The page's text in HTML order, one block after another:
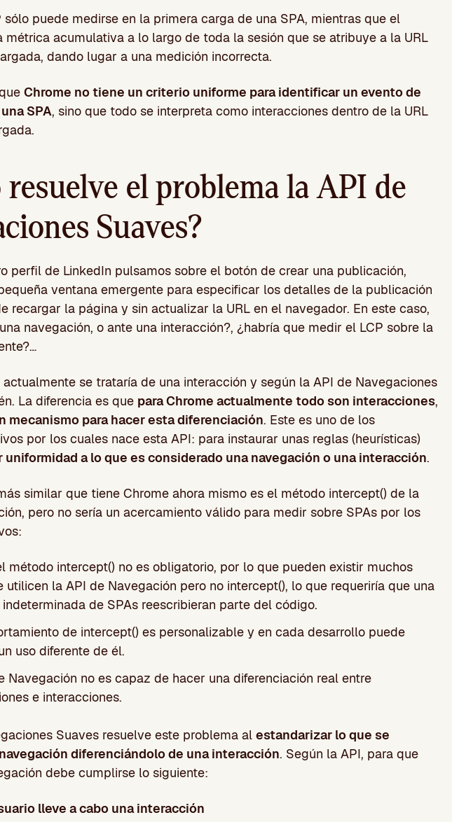
sólo puede medirse en la primera carga de una SPA, mientras que el
métrica acumulativa a lo largo de toda la sesión que se atribuye a la URL
dando lugar a una medición incorrecta.
Chrome no tiene un criterio uniforme para identificar un evento de
SPA, sino que todo se interpreta como interacciones dentro de la URL
resuelve el problema la API de
Suaves?
perfil de LinkedIn pulsamos sobre el botón de crear una publicación,
ventana emergente para especificar los detalles de la publicación
recargar la página y sin actualizar la URL en el navegador. En este caso,
navegación, o ante una interacción?, ¿habría que medir el LCP sobre la
actualmente se trataría de una interacción y según la API de Navegaciones
La diferencia es que para Chrome actualmente todo son interacciones,
mecanismo para hacer esta diferenciación. Este es uno de los
por los cuales nace esta API: para instaurar unas reglas (heurísticas)
uniformidad a lo que es considerado una navegación o una interacción.
similar que tiene Chrome ahora mismo es el método intercept() de la
pero no sería un acercamiento válido para medir sobre SPAs por los
método intercept() no es obligatorio, por lo que pueden existir muchos
utilicen la API de Navegación pero no intercept(), lo que requeriría que una
de SPAs reescribieran parte del código.
de intercept() es personalizable y en cada desarrollo puede
uso diferente de él.
Navegación no es capaz de hacer una diferenciación real entre
e interacciones.
Suaves resuelve este problema al estandarizar lo que se
diferenciándolo de una interacción. Según la API, para que
debe cumplirse lo siguiente:
lleve a cabo una interacción